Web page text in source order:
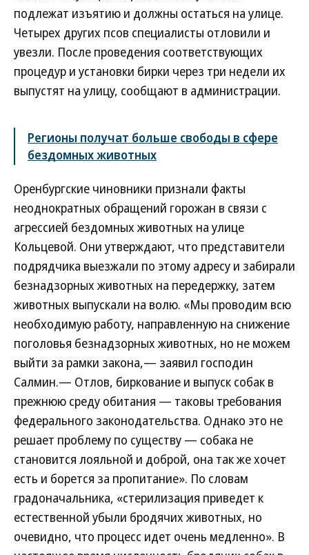
подлежат изъятию и должны остаться на улице.
Четырех других псов специалисты отловили и
увезли. После проведения соответствующих
процедур и установки бирки через три недели их
выпустят на улицу, сообщают в администрации.
Регионы получат больше свободы в сфере
бездомных животных
Оренбургские чиновники признали факты
неоднократных обращений горожан в связи с
агрессией бездомных животных на улице
Кольцевой. Они утверждают, что представители
подрядчика выезжали по этому адресу и забирали
безнадзорных животных на передержку, затем
животных выпускали на волю. «Мы проводим всю
необходимую работу, направленную на снижение
поголовья безнадзорных животных, но не можем
выйти за рамки закона,— заявил господин
Салмин.— Отлов, биркование и выпуск собак в
прежнюю среду обитания — таковы требования
федерального законодательства. Однако это не
решает проблему по существу — собака не
становится лояльной и доброй, она так же хочет
есть и борется за пропитание». По словам
градоначальника, «стерилизация приведет к
естественной убыли бродячих животных, но
очевидно, что процесс идет очень медленно». В